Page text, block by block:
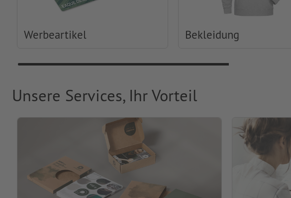
Werbeartikel Bekleidung
Unsere Services, Ihr Vorteil